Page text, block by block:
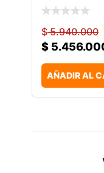
$5.940.000
$
AÑADIR AL